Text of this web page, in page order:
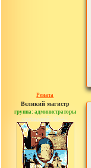
Рената
Великий магистр
группа: администраторы
сообщений: 30442